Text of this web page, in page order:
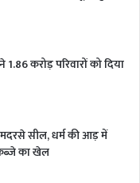
करोड़ परिवारों को दिया
मदरसे सील, धर्म की आड़ में
का खेल